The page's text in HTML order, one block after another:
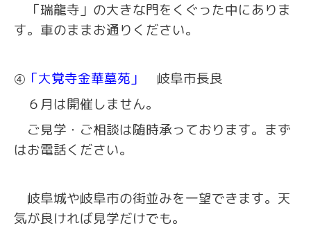
「瑞龍寺」の大きな門をくぐった中にありま
す。車のままお通りください。
④ 「大覚寺金華墓苑」
岐阜市長良
６月は開催しません。
ご見学・ご相談は随時承っております。まず
はお電話ください。
岐阜城や岐阜市の街並みを一望できます。天
気が良ければ見学だけでも。